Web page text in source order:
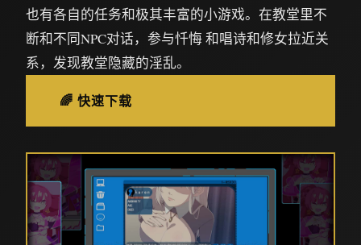
也有各自的任务和极其丰富的小游戏。在教堂里不
断和不同NPC对话，参与忏悔 和唱诗和修女拉近关
系，发现教堂隐藏的淫乱。
🌈 快速下载